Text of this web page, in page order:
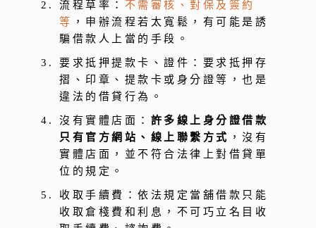
流程草率： 不需審核、對保及簽約
等
，申辦流程若太寬鬆，有可能是誘
騙借款人上當的手段。
要求抵押提款卡、證件：要求抵押存
摺、印章、提款卡或身分證等，也是
違法的借貸行為。
沒有實體店面： 許多線上身分證借款
只有官方網站、線上聯繫方式
，沒有
實體店面，並不符合法律上對借貸單
位的規定。
收取手續費：依法規定當舖借款只能
收取倉棧費和利息，不可巧立名目收